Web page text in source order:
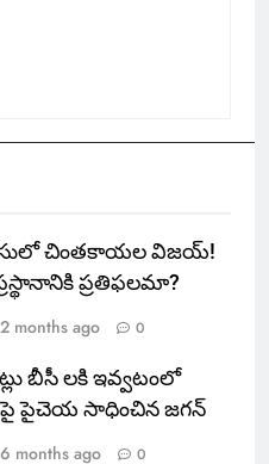
చింతకాయల విజయ్‌!
ప్రతిఫలమా?
2 months ago 0
బీసీ లకి ఇవ్వటంలో
పైచెయ సాధించిన జగన్
6 months ago 0